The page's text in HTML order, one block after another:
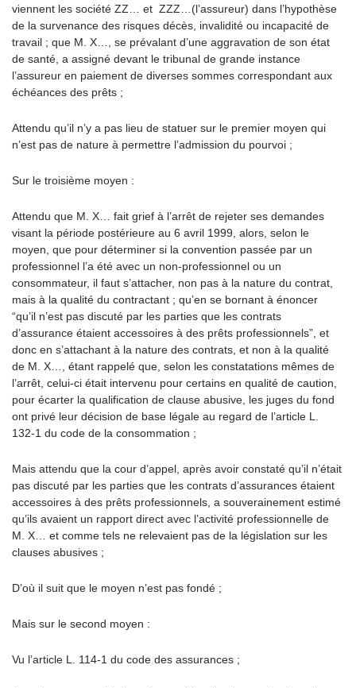
viennent les société ZZ… et ZZZ…(l’assureur) dans l’hypothèse
de la survenance des risques décès, invalidité ou incapacité de
travail ; que M. X…, se prévalant d’une aggravation de son état
de santé, a assigné devant le tribunal de grande instance
l’assureur en paiement de diverses sommes correspondant aux
échéances des prêts ;
Attendu qu’il n’y a pas lieu de statuer sur le premier moyen qui
n’est pas de nature à permettre l’admission du pourvoi ;
Sur le troisième moyen :
Attendu que M. X… fait grief à l’arrêt de rejeter ses demandes
visant la période postérieure au 6 avril 1999, alors, selon le
moyen, que pour déterminer si la convention passée par un
professionnel l’a été avec un non-professionnel ou un
consommateur, il faut s’attacher, non pas à la nature du contrat,
mais à la qualité du contractant ; qu’en se bornant à énoncer
“qu’il n’est pas discuté par les parties que les contrats
d’assurance étaient accessoires à des prêts professionnels”, et
donc en s’attachant à la nature des contrats, et non à la qualité
de M. X…, étant rappelé que, selon les constatations mêmes de
l’arrêt, celui-ci était intervenu pour certains en qualité de caution,
pour écarter la qualification de clause abusive, les juges du fond
ont privé leur décision de base légale au regard de l’article L.
132-1 du code de la consommation ;
Mais attendu que la cour d’appel, après avoir constaté qu’il n’était
pas discuté par les parties que les contrats d’assurances étaient
accessoires à des prêts professionnels, a souverainement estimé
qu’ils avaient un rapport direct avec l’activité professionnelle de
M. X… et comme tels ne relevaient pas de la législation sur les
clauses abusives ;
D’où il suit que le moyen n’est pas fondé ;
Mais sur le second moyen :
Vu l’article L. 114-1 du code des assurances ;